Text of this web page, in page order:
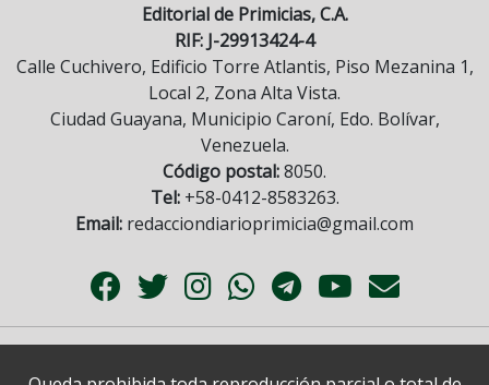
Editorial de Primicias, C.A.
RIF: J-29913424-4
Calle Cuchivero, Edificio Torre Atlantis, Piso Mezanina 1,
Local 2, Zona Alta Vista.
Ciudad Guayana, Municipio Caroní, Edo. Bolívar,
Venezuela.
Código postal:8050.
Tel:+58-0412-8583263.
Email: redacciondiarioprimicia@gmail.com